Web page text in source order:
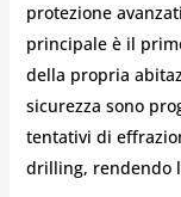
protezione
principale è il
della propria
sicurezza sono
tentativi di
drilling, rendendo